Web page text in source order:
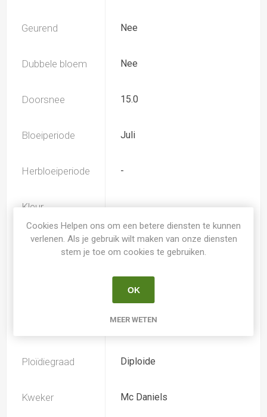
Geurend Nee
Dubbele bloem Nee
Doorsnee 15.0
Bloeiperiode Juli
Herbloeiperiode -
Kleur
Nee
Bladverliezend
Hemerocallis
Ploïdiegraad Diploide
Kweker Mc Daniels
Cookies Helpen ons om een betere diensten te kunnen
verlenen. Als je gebruik wilt maken van onze diensten
stem je toe om cookies te gebruiken.
OK
MEER WETEN